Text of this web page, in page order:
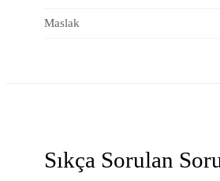
Maslak
Sıkça Sorulan